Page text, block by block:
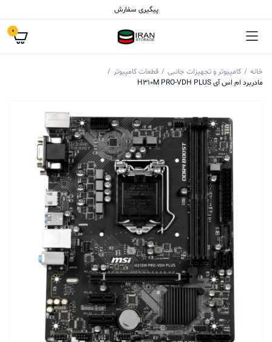
پیگیری سفارش
0
خانه کامپیوتر و تجهیزات جانبی
قطعات کامپیوتر
مادربرد ام اس آی H310M PRO-VDH PLUS